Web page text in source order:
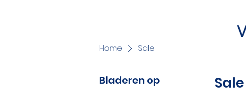
Home Sale
Bladeren op Sale